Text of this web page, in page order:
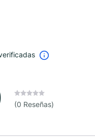
(0 Reseñas)